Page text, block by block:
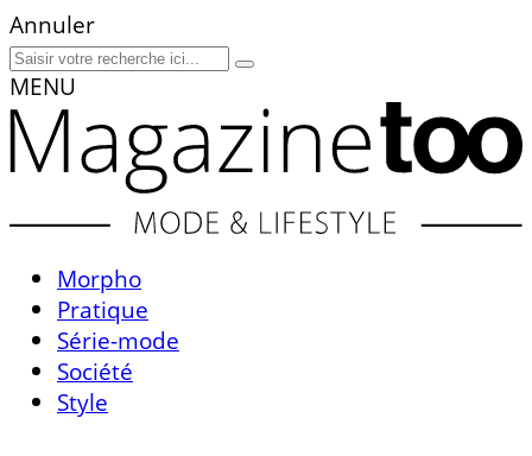
Annuler
MENU
Morpho
Pratique
Série-mode
Société
Style